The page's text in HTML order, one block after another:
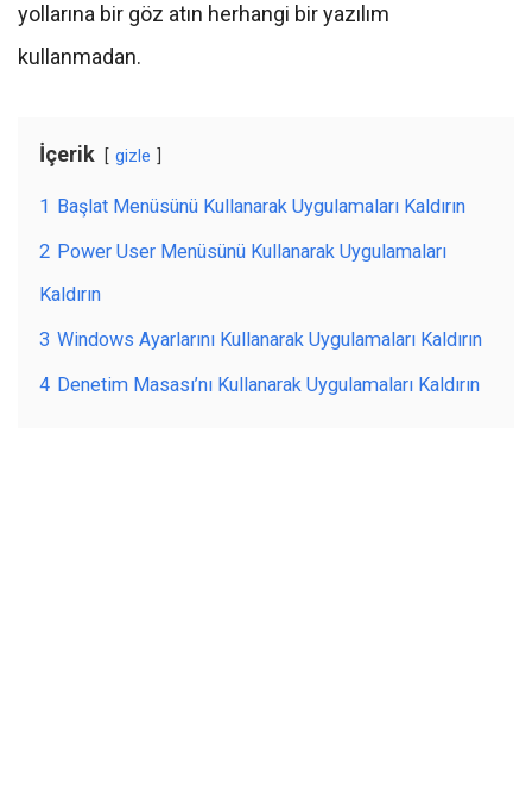
yollarına bir göz atın herhangi bir yazılım
kullanmadan.
İçerik gizle
1 Başlat Menüsünü Kullanarak Uygulamaları Kaldırın
2 Power User Menüsünü Kullanarak Uygulamaları
Kaldırın
3 Windows Ayarlarını Kullanarak Uygulamaları Kaldırın
4 Denetim Masası’nı Kullanarak Uygulamaları Kaldırın